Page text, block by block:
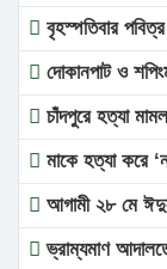
বৃহস্পতিবার
দোকানপাট ও
চাঁদপুরে হত্যা
মাকে হত্যা করে
আগামী ২৮ মে
ভ্রাম্যমাণ